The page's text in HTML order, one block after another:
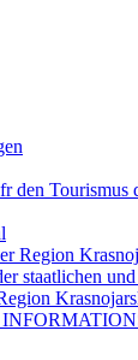
den Tourismus
Region
staatlichen